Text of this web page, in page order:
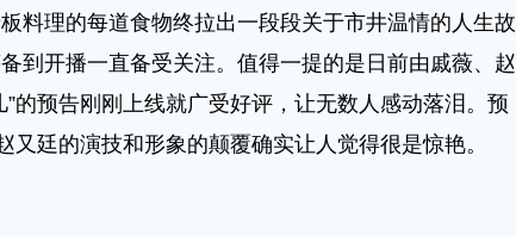
料理的每道食物终拉出一段段关于市井温情的人生故
到开播一直备受关注。值得一提的是日前由戚薇、赵
的预告刚刚上线就广受好评，让无数人感动落泪。预
廷的演技和形象的颠覆确实让人觉得很是惊艳。